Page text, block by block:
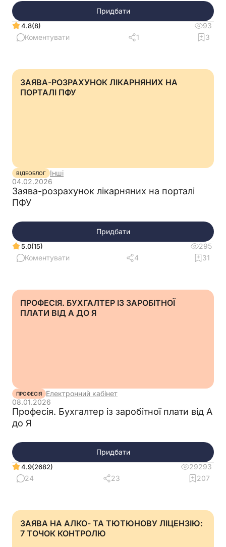
Придбати
4.8(8)
93
Коментувати
1 3
ЗАЯВА-РОЗРАХУНОК ЛІКАРНЯНИХ НА
ПОРТАЛІ ПФУ
ВІДЕОБЛОГ
Інші
04.02.2026
Заява-розрахунок лікарняних на порталі
ПФУ
Придбати
5.0(15)
295
Коментувати
4 31
ПРОФЕСІЯ. БУХГАЛТЕР ІЗ ЗАРОБІТНОЇ
ПЛАТИ ВІД А ДО Я
ПРОФЕСІЯ
Електронний кабінет
08.01.2026
Професія. Бухгалтер із заробітної плати від А
до Я
Придбати
4.9(2682)
29293
24
23 207
ЗАЯВА НА АЛКО- ТА ТЮТЮНОВУ ЛІЦЕНЗІЮ:
7 ТОЧОК КОНТРОЛЮ